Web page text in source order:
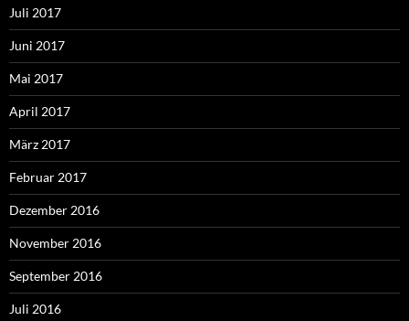
Juli 2017
Juni 2017
Mai 2017
April 2017
März 2017
Februar 2017
Dezember 2016
November 2016
September 2016
Juli 2016